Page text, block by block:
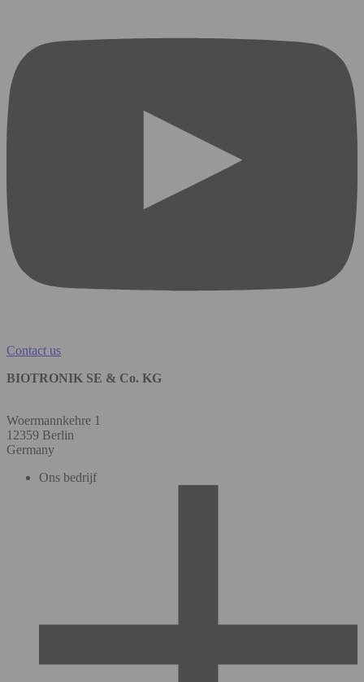
Contact us
BIOTRONIK SE & Co. KG
Woermannkehre 1
12359 Berlin
Germany
Ons bedrijf